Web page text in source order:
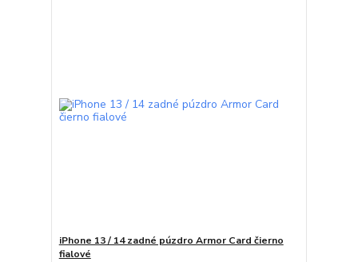
iPhone 13 / 14 zadné púzdro Armor Card čierno
fialové